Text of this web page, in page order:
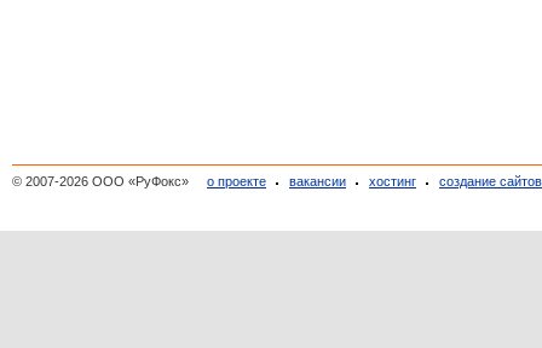
© 2007-2026 ООО «РуФокс» о проекте вакансии хостинг создание сайтов